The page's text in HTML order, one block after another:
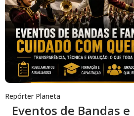
Repórter Planeta
Eventos de Bandas